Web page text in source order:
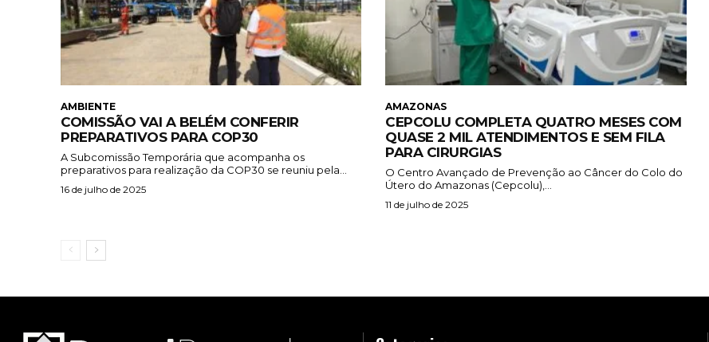
AMBIENTE
COMISSÃO VAI A BELÉM CONFERIR
PREPARATIVOS PARA COP30
A Subcomissão Temporária que acompanha os
preparativos para realização da COP30 se reuniu pela...
16 de julho de 2025
AMAZONAS
CEPCOLU COMPLETA QUATRO MESES COM
QUASE 2 MIL ATENDIMENTOS E SEM FILA
PARA CIRURGIAS
O Centro Avançado de Prevenção ao Câncer do Colo do
Útero do Amazonas (Cepcolu),...
11 de julho de 2025